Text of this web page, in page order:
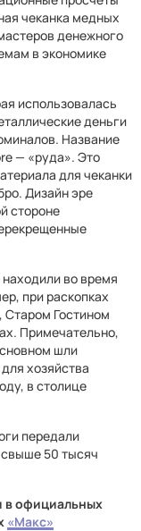
чеканка медных
денежного
в экономике
использовалась
деньги
Название
— «руда». Это
для чеканки
Дизайн эре
стороне
во время
при раскопках
Гостином
Примечательно,
шли
хозяйства
в столице
передали
50 тысяч
в официальных
«Макс»